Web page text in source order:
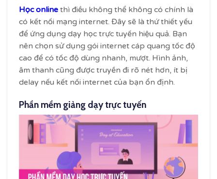
Học online thì điều không thể không có chính là
có kết nối mạng internet. Đây sẽ là thứ thiết yếu
để ứng dụng dạy học trực tuyến hiệu quả. Bạn
nên chọn sử dụng gói internet cáp quang tốc độ
cao để có tốc độ dùng nhanh, mượt. Hình ảnh,
âm thanh cũng được truyền đi rõ nét hơn, ít bị
delay nếu kết nối internet của bạn ổn định.
Phần mềm giảng dạy trực tuyến